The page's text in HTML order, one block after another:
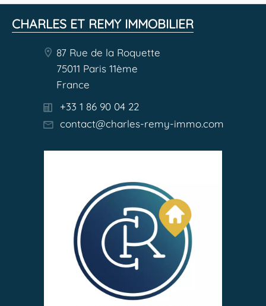
CHARLES ET REMY IMMOBILIER
87 Rue de la Roquette
75011 Paris 11ème
France
+33 1 86 90 04 22
contact@charles-remy-immo.com